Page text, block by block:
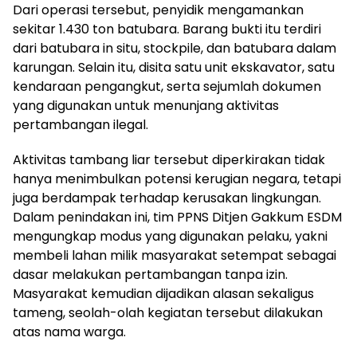
Dari operasi tersebut, penyidik mengamankan
sekitar 1.430 ton batubara. Barang bukti itu terdiri
dari batubara in situ, stockpile, dan batubara dalam
karungan. Selain itu, disita satu unit ekskavator, satu
kendaraan pengangkut, serta sejumlah dokumen
yang digunakan untuk menunjang aktivitas
pertambangan ilegal.
Aktivitas tambang liar tersebut diperkirakan tidak
hanya menimbulkan potensi kerugian negara, tetapi
juga berdampak terhadap kerusakan lingkungan.
Dalam penindakan ini, tim PPNS Ditjen Gakkum ESDM
mengungkap modus yang digunakan pelaku, yakni
membeli lahan milik masyarakat setempat sebagai
dasar melakukan pertambangan tanpa izin.
Masyarakat kemudian dijadikan alasan sekaligus
tameng, seolah-olah kegiatan tersebut dilakukan
atas nama warga.